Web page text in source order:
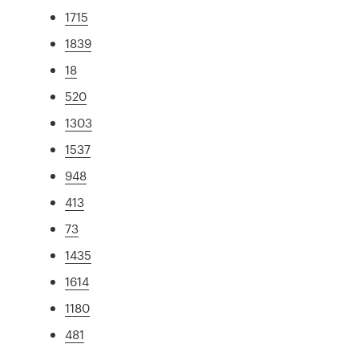
1715
1839
18
520
1303
1537
948
413
73
1435
1614
1180
481